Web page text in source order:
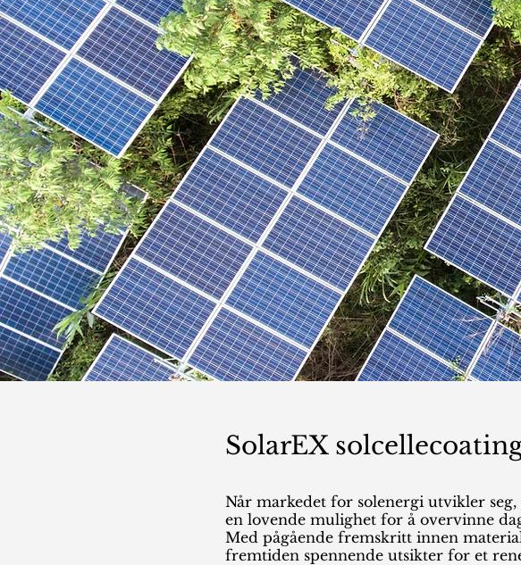
SolarEX
Når markedet for solenergi utvikler
en lovende mulighet for å overvinne
Med pågående fremskritt innen
fremtiden spennende utsikter for et